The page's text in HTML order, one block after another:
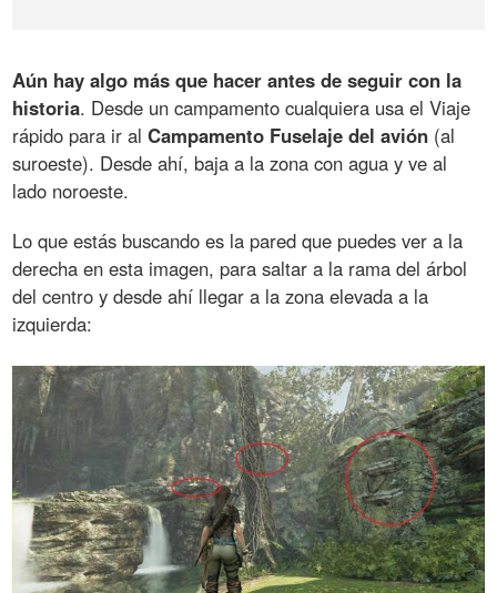
Aún hay algo más que hacer antes de seguir con la
historia. Desde un campamento cualquiera usa el Viaje
rápido para ir alCampamento Fuselaje del avión (al
suroeste). Desde ahí, baja a la zona con agua y ve al
lado noroeste.
Lo que estás buscando es la pared que puedes ver a la
derecha en esta imagen, para saltar a la rama del árbol
del centro y desde ahí llegar a la zona elevada a la
izquierda: